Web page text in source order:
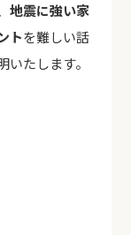
地震に強い家
トを難しい話
たします。